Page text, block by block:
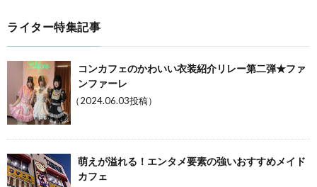
ライター特集記事
コンカフェのかわいい衣装紹介リレー第二弾★ファ
ンファーレ
（2024.06.03投稿）
萌えが溢れる！エンタメ要素の強いおすすめメイド
カフェ